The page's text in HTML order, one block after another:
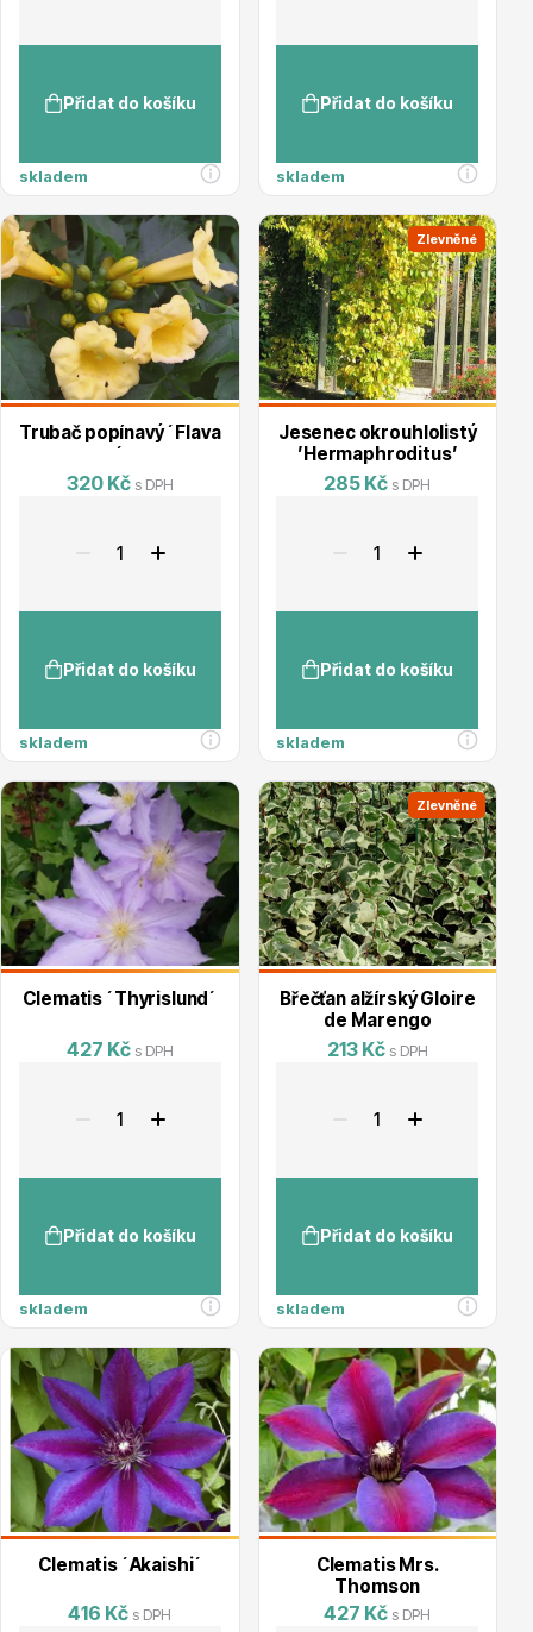
Azalky a rododendrony
Růže KORDES
Substráty, hnojiva, kůra
Bylinky do kuchyně
Živé ploty
Přidat do košíku
skladem
Přidat do košíku
skladem
Trubač popínavý ´Flava
´
320 Kč s DPH
Přidat do košíku
skladem
Zlevněné
Jesenec okrouhlolistý
’Hermaphroditus’
285 Kč s DPH
Přidat do košíku
skladem
Clematis ´Thyrislund´
427 Kč s DPH
Přidat do košíku
skladem
Zlevněné
Břečťan alžírský Gloire
de Marengo
213 Kč s DPH
Přidat do košíku
skladem
Clematis ´Akaishi´
416 Kč s DPH
Clematis Mrs.
Thomson
427 Kč s DPH